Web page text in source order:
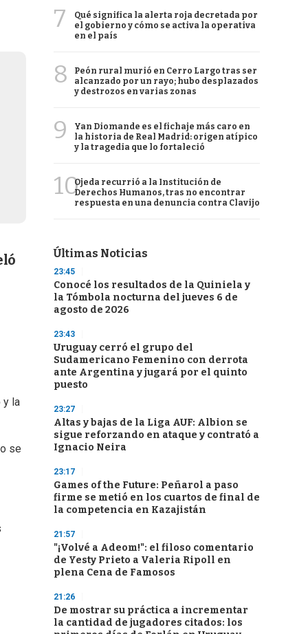
y la
se
7
Qué significa la alerta roja decretada por
el gobierno y cómo se activa la operativa
en el país
8
Peón rural murió en Cerro Largo tras ser
alcanzado por un rayo; hubo desplazados
y destrozos en varias zonas
9
Yan Diomande es el fichaje más caro en
la historia de Real Madrid: origen atípico
y la tragedia que lo fortaleció
10Ojeda recurrió a la Institución de
Derechos Humanos, tras no encontrar
respuesta en una denuncia contra Clavijo
Últimas Noticias
23:45
Conocé los resultados de la Quiniela y
la Tómbola nocturna del jueves 6 de
agosto de 2026
23:43
Uruguay cerró el grupo del
Sudamericano Femenino con derrota
ante Argentina y jugará por el quinto
puesto
23:27
Altas y bajas de la Liga AUF: Albion se
sigue reforzando en ataque y contrató a
Ignacio Neira
23:17
Games of the Future: Peñarol a paso
firme se metió en los cuartos de final de
la competencia en Kazajistán
21:57
"¡Volvé a Adeom!": el filoso comentario
de Yesty Prieto a Valeria Ripoll en
plena Cena de Famosos
21:26
De mostrar su práctica a incrementar
la cantidad de jugadores citados: los